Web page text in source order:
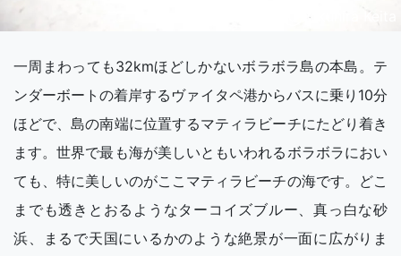
Ⓒ Okuhira Keita
一周まわっても32kmほどしかないボラボラ島の本島。テ
ンダーボートの着岸するヴァイタペ港からバスに乗り10分
ほどで、島の南端に位置するマティラビーチにたどり着き
ます。世界で最も海が美しいともいわれるボラボラにおい
ても、特に美しいのがここマティラビーチの海です。どこ
までも透きとおるようなターコイズブルー、真っ白な砂
浜、まるで天国にいるかのような絶景が一面に広がりま